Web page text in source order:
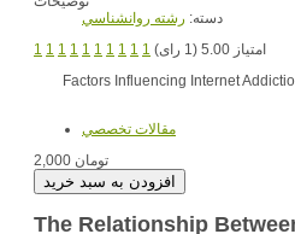
دسته: رشته روانشناسي
1 1 1 1 1 1 1 1 1 1
امتیاز 5.00 (1 رای)
Factors Influencing Internet
مقالات تخصصي
2,000 تومان
The Relationship